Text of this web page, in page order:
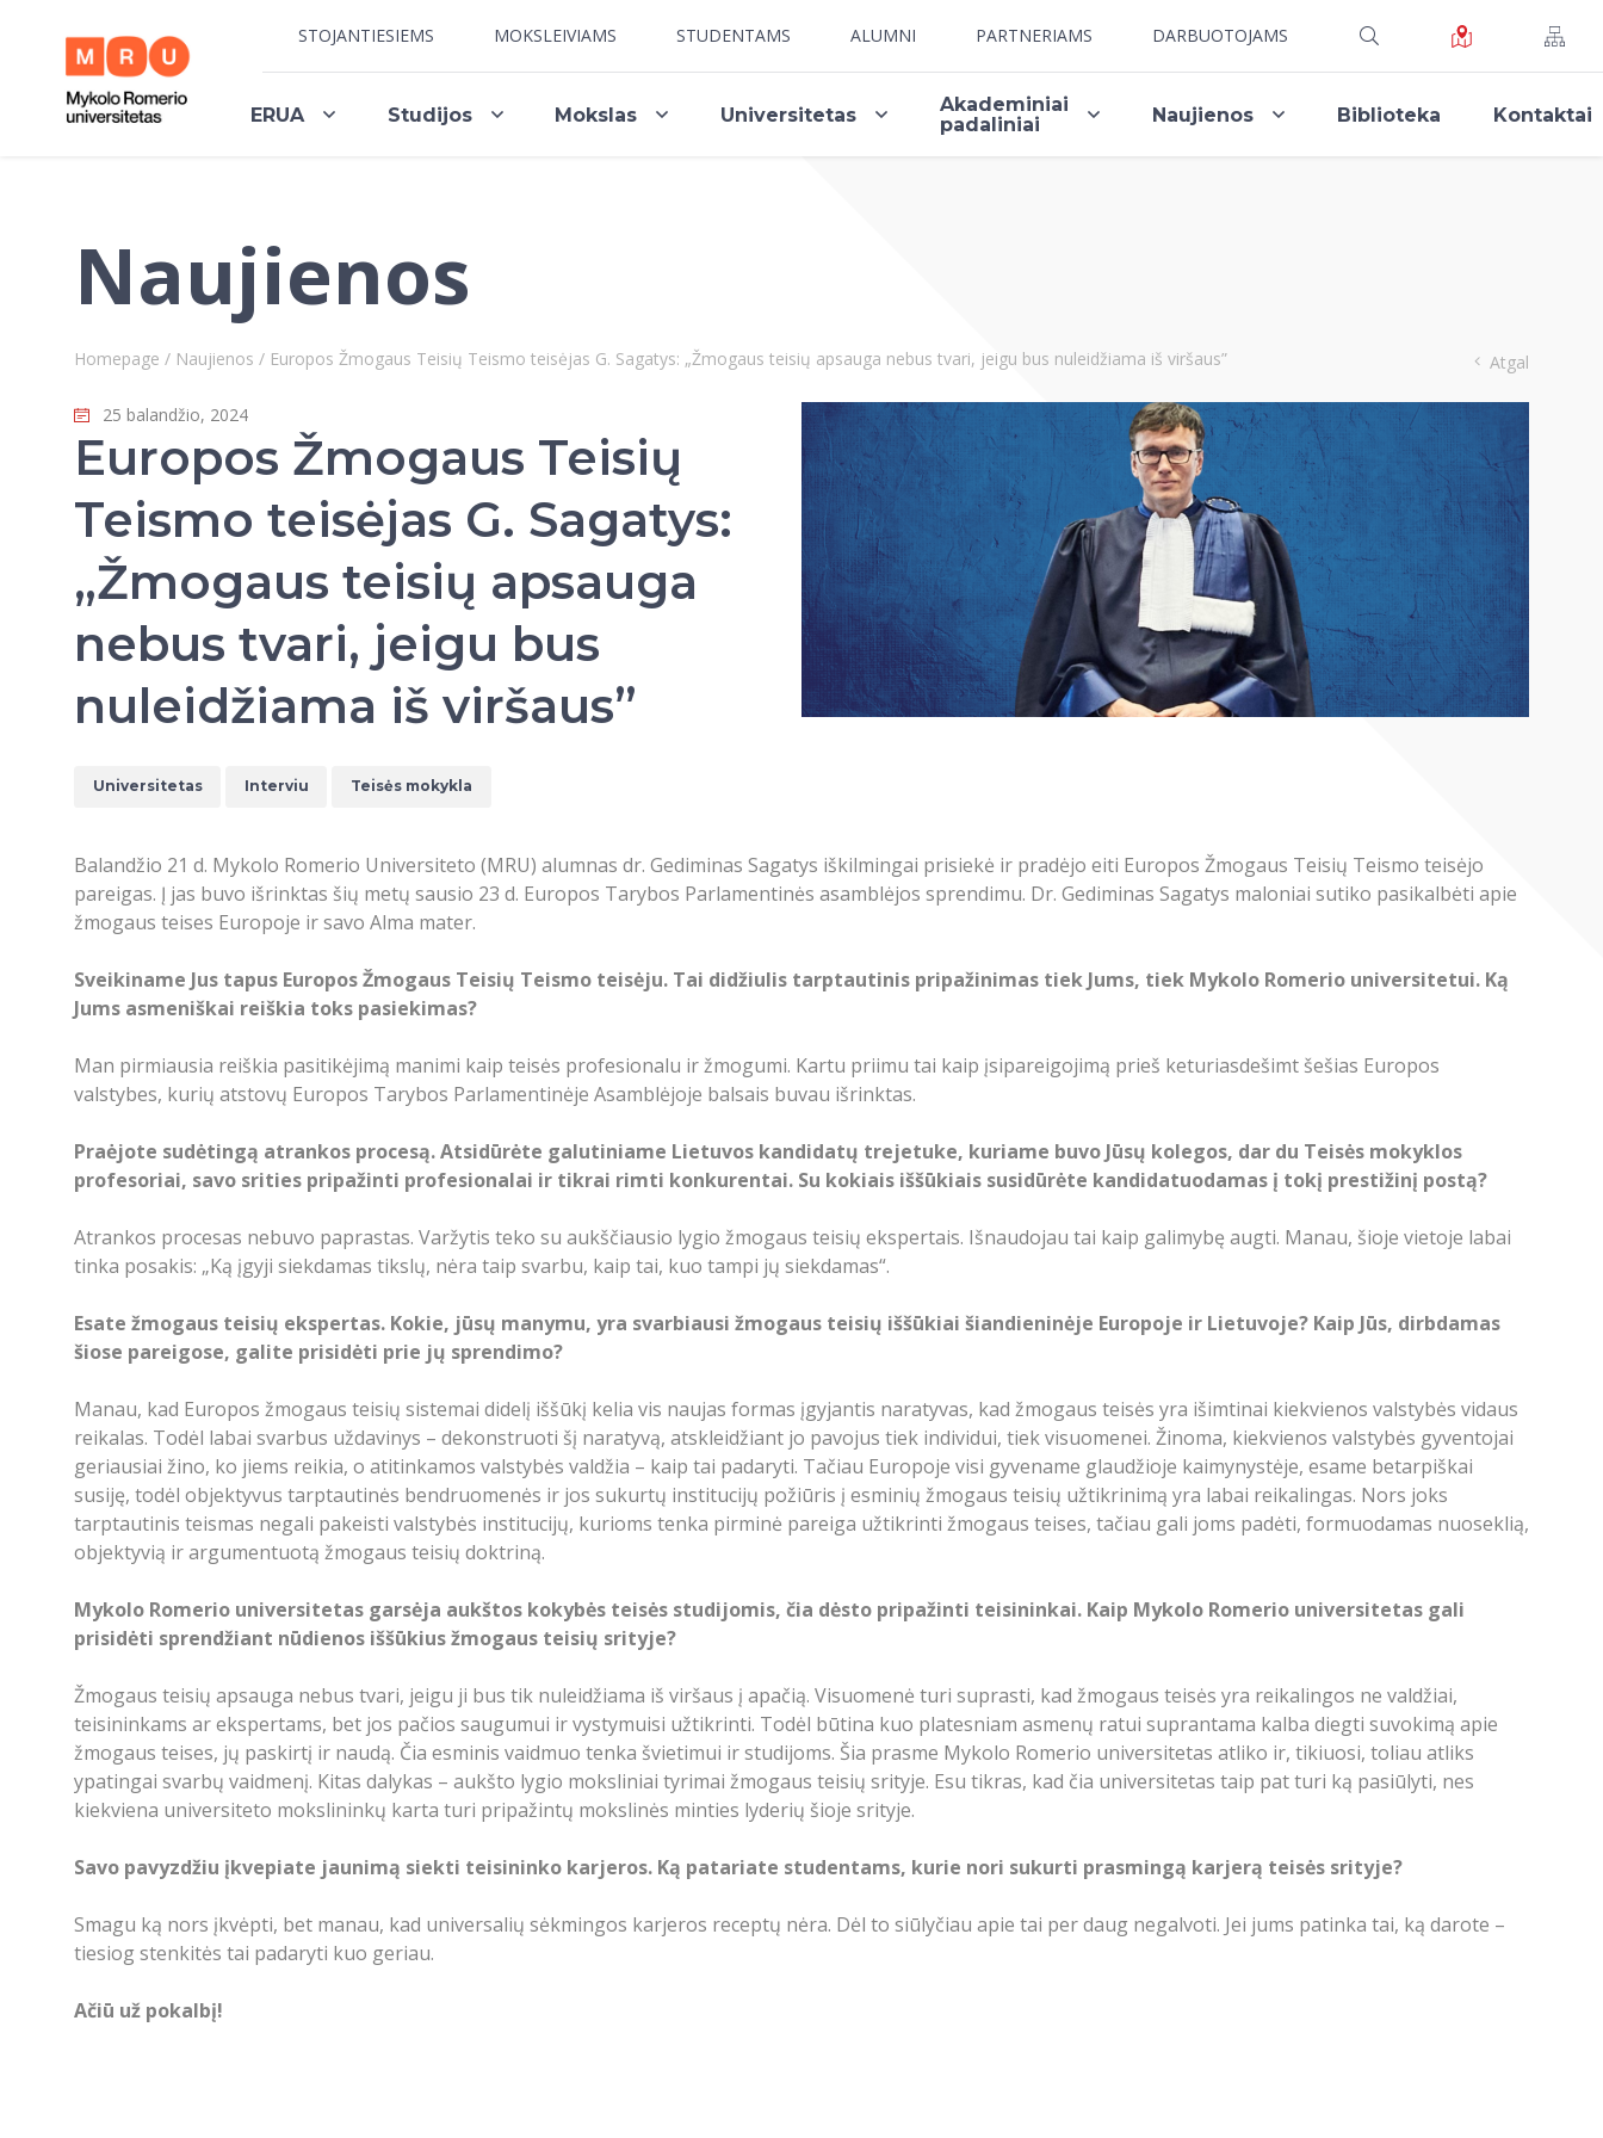
STOJANTIESIEMS MOKSLEIVIAMS STUDENTAMS ALUMNI PARTNERIAMS DARBUOTOJAMS
ERUA Studijos Mokslas Universitetas
Akademiniai
padaliniai
Naujienos Biblioteka Kontaktai
Naujienos
Homepage / Naujienos / Europos Žmogaus Teisių Teismo teisėjas G. Sagatys: „Žmogaus teisių apsauga nebus tvari, jeigu bus nuleidžiama iš viršaus” Atgal
25 balandžio, 2024
Europos Žmogaus Teisių
Teismo teisėjas G. Sagatys:
„Žmogaus teisių apsauga
nebus tvari, jeigu bus
nuleidžiama iš viršaus”
Universitetas Interviu Teisės mokykla
Balandžio 21 d. Mykolo Romerio Universiteto (MRU) alumnas dr. Gediminas Sagatys iškilmingai prisiekė ir pradėjo eiti Europos Žmogaus Teisių Teismo teisėjo
pareigas. Į jas buvo išrinktas šių metų sausio 23 d. Europos Tarybos Parlamentinės asamblėjos sprendimu. Dr. Gediminas Sagatys maloniai sutiko pasikalbėti apie
žmogaus teises Europoje ir savo Alma mater.
Sveikiname Jus tapus Europos Žmogaus Teisių Teismo teisėju. Tai didžiulis tarptautinis pripažinimas tiek Jums, tiek Mykolo Romerio universitetui. Ką
Jums asmeniškai reiškia toks pasiekimas?
Man pirmiausia reiškia pasitikėjimą manimi kaip teisės profesionalu ir žmogumi. Kartu priimu tai kaip įsipareigojimą prieš keturiasdešimt šešias Europos
valstybes, kurių atstovų Europos Tarybos Parlamentinėje Asamblėjoje balsais buvau išrinktas.
Praėjote sudėtingą atrankos procesą. Atsidūrėte galutiniame Lietuvos kandidatų trejetuke, kuriame buvo Jūsų kolegos, dar du Teisės mokyklos
profesoriai, savo srities pripažinti profesionalai ir tikrai rimti konkurentai. Su kokiais iššūkiais susidūrėte kandidatuodamas į tokį prestižinį postą?
Atrankos procesas nebuvo paprastas. Varžytis teko su aukščiausio lygio žmogaus teisių ekspertais. Išnaudojau tai kaip galimybę augti. Manau, šioje vietoje labai
tinka posakis: „Ką įgyji siekdamas tikslų, nėra taip svarbu, kaip tai, kuo tampi jų siekdamas“.
Esate žmogaus teisių ekspertas. Kokie, jūsų manymu, yra svarbiausi žmogaus teisių iššūkiai šiandieninėje Europoje ir Lietuvoje? Kaip Jūs, dirbdamas
šiose pareigose, galite prisidėti prie jų sprendimo?
Manau, kad Europos žmogaus teisių sistemai didelį iššūkį kelia vis naujas formas įgyjantis naratyvas, kad žmogaus teisės yra išimtinai kiekvienos valstybės vidaus
reikalas. Todėl labai svarbus uždavinys – dekonstruoti šį naratyvą, atskleidžiant jo pavojus tiek individui, tiek visuomenei. Žinoma, kiekvienos valstybės gyventojai
geriausiai žino, ko jiems reikia, o atitinkamos valstybės valdžia – kaip tai padaryti. Tačiau Europoje visi gyvename glaudžioje kaimynystėje, esame betarpiškai
susiję, todėl objektyvus tarptautinės bendruomenės ir jos sukurtų institucijų požiūris į esminių žmogaus teisių užtikrinimą yra labai reikalingas. Nors joks
tarptautinis teismas negali pakeisti valstybės institucijų, kurioms tenka pirminė pareiga užtikrinti žmogaus teises, tačiau gali joms padėti, formuodamas nuoseklią,
objektyvią ir argumentuotą žmogaus teisių doktriną.
Mykolo Romerio universitetas garsėja aukštos kokybės teisės studijomis, čia dėsto pripažinti teisininkai. Kaip Mykolo Romerio universitetas gali
prisidėti sprendžiant nūdienos iššūkius žmogaus teisių srityje?
Žmogaus teisių apsauga nebus tvari, jeigu ji bus tik nuleidžiama iš viršaus į apačią. Visuomenė turi suprasti, kad žmogaus teisės yra reikalingos ne valdžiai,
teisininkams ar ekspertams, bet jos pačios saugumui ir vystymuisi užtikrinti. Todėl būtina kuo platesniam asmenų ratui suprantama kalba diegti suvokimą apie
žmogaus teises, jų paskirtį ir naudą. Čia esminis vaidmuo tenka švietimui ir studijoms. Šia prasme Mykolo Romerio universitetas atliko ir, tikiuosi, toliau atliks
ypatingai svarbų vaidmenį. Kitas dalykas – aukšto lygio moksliniai tyrimai žmogaus teisių srityje. Esu tikras, kad čia universitetas taip pat turi ką pasiūlyti, nes
kiekviena universiteto mokslininkų karta turi pripažintų mokslinės minties lyderių šioje srityje.
Savo pavyzdžiu įkvepiate jaunimą siekti teisininko karjeros. Ką patariate studentams, kurie nori sukurti prasmingą karjerą teisės srityje?
Smagu ką nors įkvėpti, bet manau, kad universalių sėkmingos karjeros receptų nėra. Dėl to siūlyčiau apie tai per daug negalvoti. Jei jums patinka tai, ką darote –
tiesiog stenkitės tai padaryti kuo geriau.
Ačiū už pokalbį!